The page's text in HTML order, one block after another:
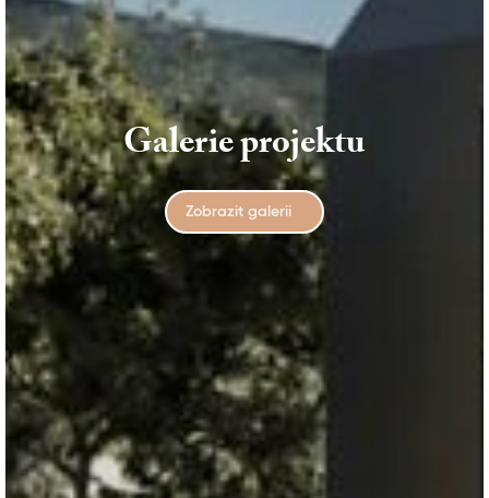
Galerie projektu
Zobrazit galerii